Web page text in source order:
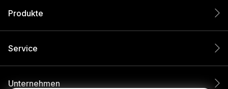
Produkte
Service
Unternehmen